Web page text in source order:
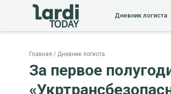
Дневник логиста
Главная Дневник логиста
За первое